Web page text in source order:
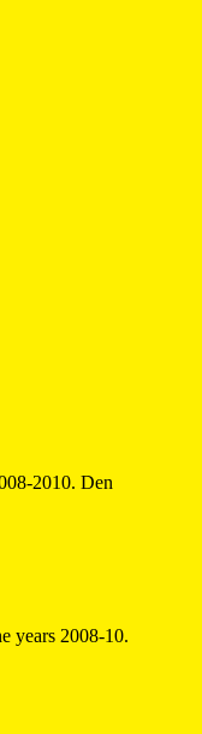
2010. Den
years 2008-10.